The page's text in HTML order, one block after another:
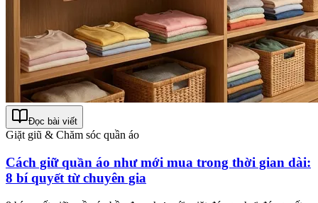
Đọc bài viết
Giặt giũ & Chăm sóc quần áo
Cách giữ quần áo như mới mua trong thời gian dài:
8 bí quyết từ chuyên gia